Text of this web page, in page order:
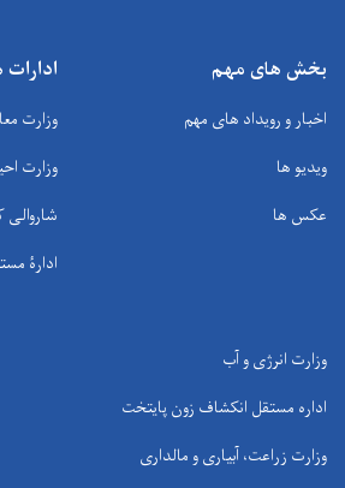
بخش های مهم
اخبار و رویداد های مهم
ویدیو ها
عکس ها
وزارت
وزارت
شاروالی
ادارۀ
وزارت انرژی و آب
اداره مستقل انکشاف زون پایتخت
وزارت زراعت، آبیاری و مالداری